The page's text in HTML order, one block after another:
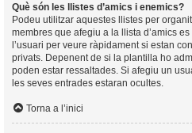
Què són les llistes d’amics i enemics?
Podeu utilitzar aquestes llistes per
membres que afegiu a la llista d’amics
l’usuari per veure ràpidament si estan
privats. Depenent de si la plantilla ho
poden estar ressaltades. Si afegiu un
les seves entrades estaran ocultes.
Torna a l’inici